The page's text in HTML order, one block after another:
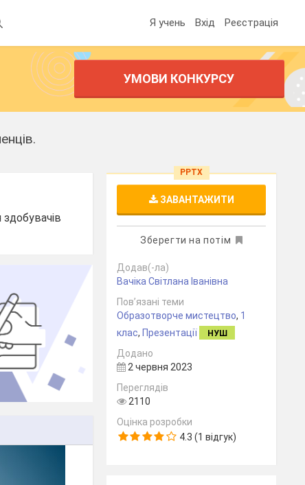
Я учень Вхід Реєстрація
УМОВИ КОНКУРСУ
PPTX
ЗАВАНТАЖИТИ
Зберегти на потім
Додав(-ла)
Вачіка Світлана Іванівна
Пов’язані теми
Образотворче мистецтво, 1
клас, Презентації НУШ
Додано
2 червня 2023
Переглядів
2110
Оцінка розробки
4.3 (1 відгук)